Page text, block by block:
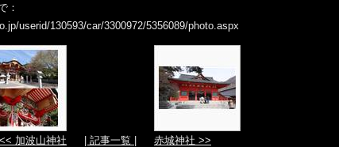
：
userid/130593/car/3300972/5356089/photo.aspx
<< 加波山神社 | 記事一覧 | 赤城神社 >>